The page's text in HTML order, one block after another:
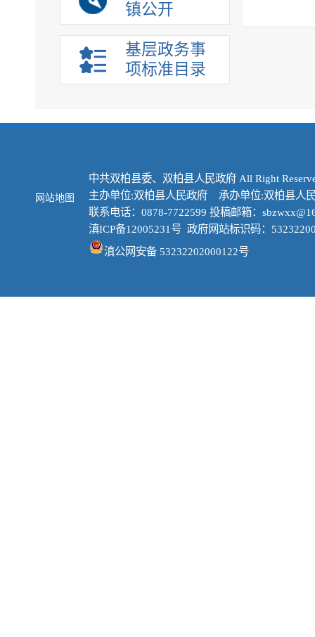
镇公开
基层政务事
项标准目录
网站地图
中共双柏县委、双柏县人民政府 All Right
主办单位:双柏县人民政府 承办单位:双柏县人
联系电话：0878-7722599 投稿邮箱：
滇ICP备12005231号 政府网站标识码：
滇公网安备 53232202000122号